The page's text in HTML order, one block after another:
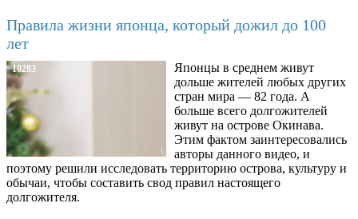
Правила жизни японца, который дожил до 100
лет
10283
Японцы в среднем живут
дольше жителей любых других
стран мира — 82 года. А
больше всего долгожителей
живут на острове Окинава.
Этим фактом заинтересовались
авторы данного видео, и
поэтому решили исследовать территорию острова, культуру и
обычаи, чтобы составить свод правил настоящего
долгожителя.